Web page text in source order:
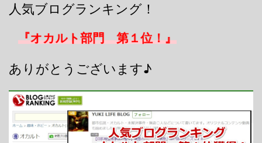
人気ブログランキング！
『オカルト部門 第１位！』
ありがとうございます♪